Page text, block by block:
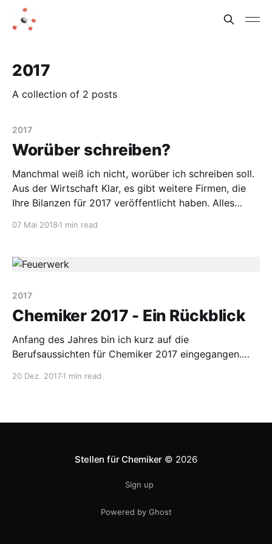
2017
A collection of 2 posts
2017
Worüber schreiben?
Manchmal weiß ich nicht, worüber ich schreiben soll.
Aus der Wirtschaft Klar, es gibt weitere Firmen, die
Ihre Bilanzen für 2017 veröffentlicht haben. Alles
Außerdem hat Bayer
07 Mai 2018 1 min read
2017
Chemiker 2017 - Ein Rückblick
Anfang des Jahres bin ich kurz auf die
Berufsaussichten für Chemiker 2017 eingegangen.
20 Dez. 20171 min read
Stellen für Chemiker © 2026
Sign up
Powered by Ghost